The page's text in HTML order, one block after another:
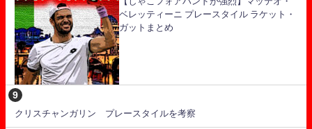
ベレッティーニ プレースタイル ラケット・
ガットまとめ
クリスチャンガリン プレースタイルを考察